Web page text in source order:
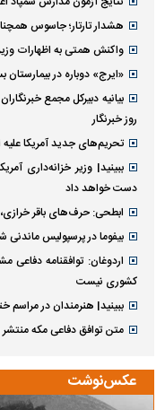
هشدار تارتار؛ جاسوس
واکنش همتی به اظهارات
«ایرج» دوباره در
بیانیه دبیرکل مجمع
روز خبرنگار
تحریم‌های جدید آمریکا علیه
ببینید| وزیر خزانه‌داری
دست خواهد داد
ابطحی: حرف‌های باقر
بیفوما در پرسپولیس ماندنی
اردوغان: توافقنامه
کشوری نیست
ببینید| هنرمندان در مراسم
متن توافق دفاعی مکه
عکس‌نوشت